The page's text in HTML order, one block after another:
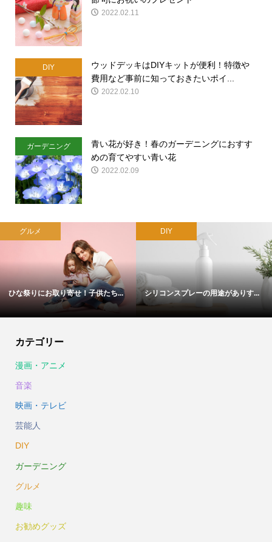
2022.02.11
DIY
ウッドデッキはDIYキットが便利！特徴や
費用など事前に知っておきたいポイ...
2022.02.10
ガーデニング
青い花が好き！春のガーデニングにおすす
めの育てやすい青い花
2022.02.09
グルメ
ひな祭りにお取り寄せ！子供たち...
DIY
シリコンスプレーの用途がありす...
カテゴリー
漫画・アニメ
音楽
映画・テレビ
芸能人
DIY
ガーデニング
グルメ
趣味
お勧めグッズ